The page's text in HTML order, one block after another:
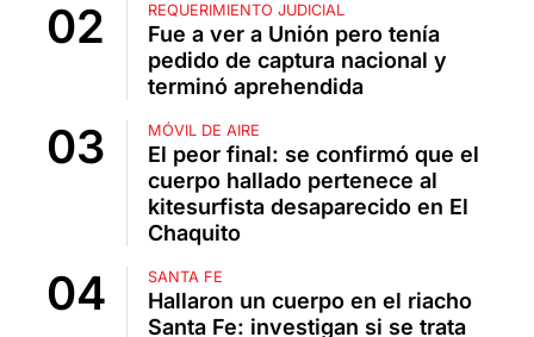
REQUERIMIENTO JUDICIAL
Fue a ver a Unión pero tenía
pedido de captura nacional y
terminó aprehendida
MÓVIL DE AIRE
El peor final: se confirmó que el
cuerpo hallado pertenece al
kitesurfista desaparecido en El
Chaquito
SANTA FE
Hallaron un cuerpo en el riacho
Santa Fe: investigan si se trata